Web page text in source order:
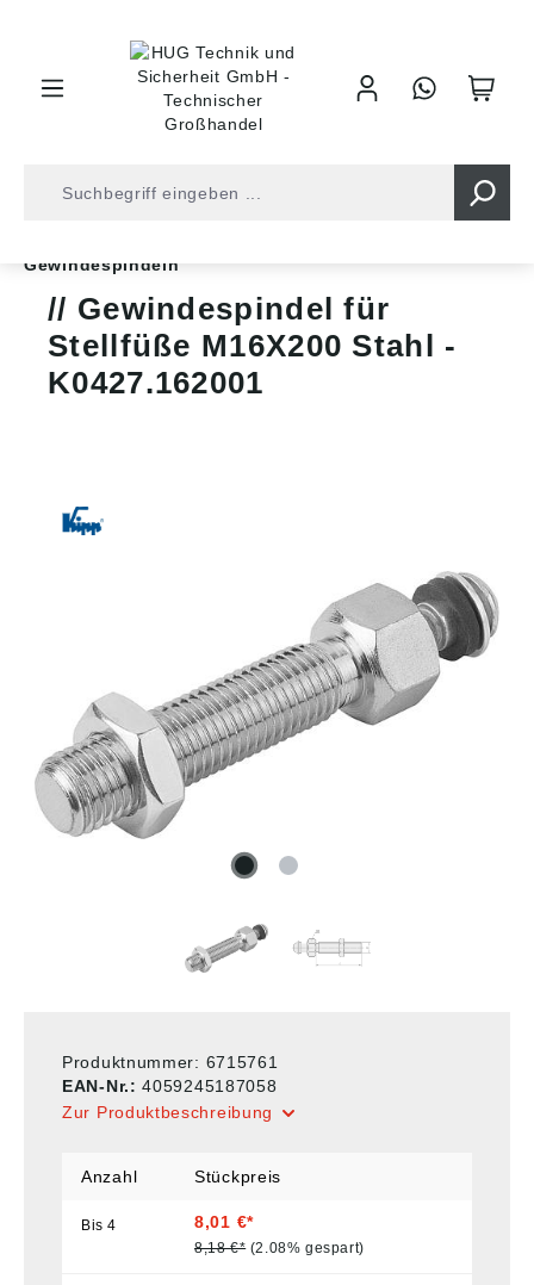
Gewindespindeln
Gewindespindel für
Stellfüße M16X200 Stahl -
K0427.162001
Produktnummer: 6715761
EAN-Nr.:4059245187058
Zur Produktbeschreibung
Anzahl Stückpreis
Bis4 8,01 €*
8,18 €* (2.08% gespart)